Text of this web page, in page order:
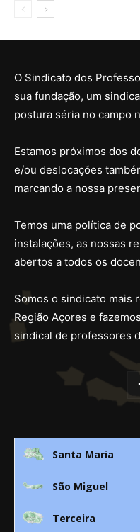
O Sindicato dos
sua fundação, um
postura séria no campo
Estamos próximos dos
e/ou deslocações
marcando a nossa
Temos uma política de
instalações, as nossas
abertos a todos os
Somos o sindicato mais
Região Açores e
sindical de professores
Santa Maria
Rua 3. Leandres Chaves,
São Miguel
Av. D. João lll, bloco A,
Terceira